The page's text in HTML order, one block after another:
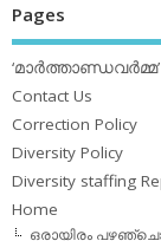
Pages
Contact Us
Correction Policy
Diversity Policy
Diversity staffing
Home
ഒരായിരം